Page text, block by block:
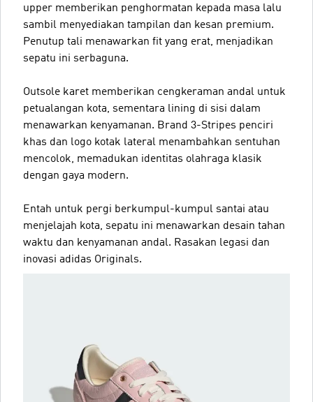
upper memberikan penghormatan kepada masa lalu
sambil menyediakan tampilan dan kesan premium.
Penutup tali menawarkan fit yang erat, menjadikan
sepatu ini serbaguna.
Outsole karet memberikan cengkeraman andal untuk
petualangan kota, sementara lining di sisi dalam
menawarkan kenyamanan. Brand 3-Stripes penciri
khas dan logo kotak lateral menambahkan sentuhan
mencolok, memadukan identitas olahraga klasik
dengan gaya modern.
Entah untuk pergi berkumpul-kumpul santai atau
menjelajah kota, sepatu ini menawarkan desain tahan
waktu dan kenyamanan andal. Rasakan legasi dan
inovasi adidas Originals.